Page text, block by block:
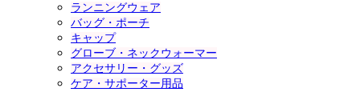
ランニングウェア
バッグ・ポーチ
キャップ
グローブ・ネックウォーマー
アクセサリー・グッズ
ケア・サポーター用品